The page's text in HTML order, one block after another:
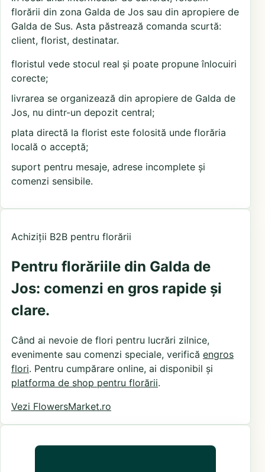
florării din zona Galda de Jos sau din apropiere de
Galda de Sus. Asta păstrează comanda scurtă:
client, florist, destinatar.
floristul vede stocul real și poate propune înlocuiri
corecte;
livrarea se organizează din apropiere de Galda de
Jos, nu dintr-un depozit central;
plata directă la florist este folosită unde florăria
locală o acceptă;
suport pentru mesaje, adrese incomplete și
comenzi sensibile.
Achiziții B2B pentru florării
Pentru florăriile din Galda de
Jos: comenzi en gros rapide și
clare.
Când ai nevoie de flori pentru lucrări zilnice,
evenimente sau comenzi speciale, verifică engros
flori. Pentru cumpărare online, ai disponibil și
platforma de shop pentru florării.
Vezi FlowersMarket.ro